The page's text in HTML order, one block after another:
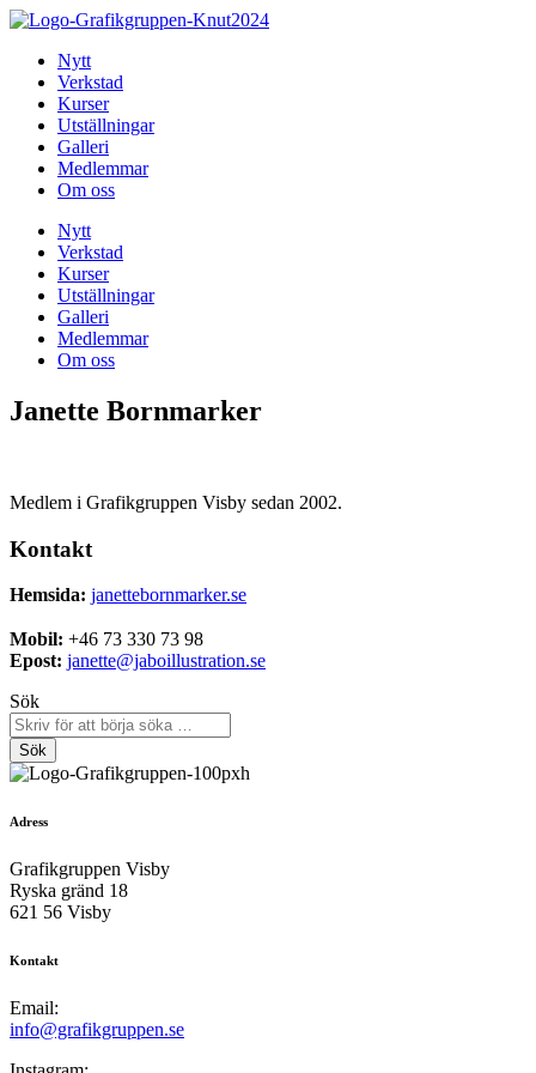
Hoppa
innehållNytt
Verkstad
Kurser
Utställningar
Galleri
Medlemmar
Om oss
Nytt
Verkstad
Kurser
Utställningar
Galleri
Medlemmar
Om oss
Janette Bornmarker
Medlem i Grafikgruppen Visby sedan 2002.
Kontakt
Hemsida: janettebornmarker.se
Mobil: +46 73 330 73 98
Epost: janette@jaboillustration.se
Sök
Sök
Adress
Grafikgruppen Visby
Ryska gränd 18
621 56 Visby
Kontakt
Email:
info@grafikgruppen.se